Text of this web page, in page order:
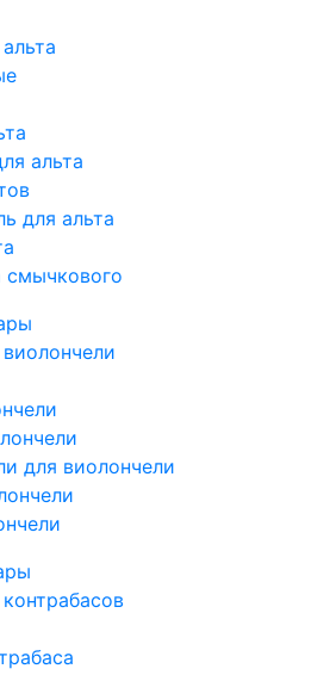
альта
для альта
смычкового
для виолончели